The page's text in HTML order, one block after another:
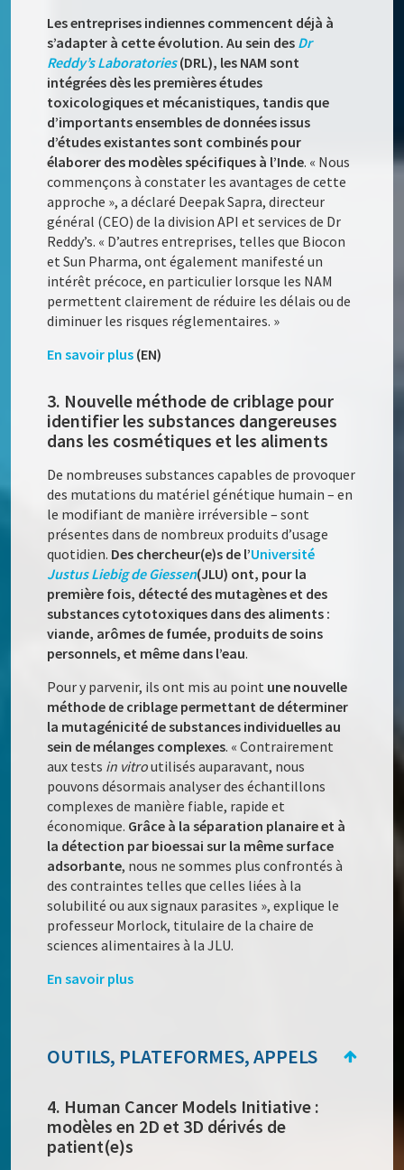
Les entreprises indiennes commencent déjà à
s’adapter à cette évolution. Au sein des Dr
Reddy’s Laboratories(DRL), les NAM sont
intégrées dès les premières études
toxicologiques et mécanistiques, tandis que
d’importants ensembles de données issus
d’études existantes sont combinés pour
élaborer des modèles spécifiques à l’Inde. « Nous
commençons à constater les avantages de cette
approche », a déclaré Deepak Sapra, directeur
général (CEO) de la division API et services de Dr
Reddy’s. « D’autres entreprises, telles que Biocon
et Sun Pharma, ont également manifesté un
intérêt précoce, en particulier lorsque les NAM
permettent clairement de réduire les délais ou de
diminuer les risques réglementaires. »
En savoir plus (EN)
3. Nouvelle méthode de criblage pour
identifier les substances dangereuses
dans les cosmétiques et les aliments
De nombreuses substances capables de provoquer
des mutations du matériel génétique humain – en
le modifiant de manière irréversible – sont
présentes dans de nombreux produits d’usage
quotidien. Des chercheur(e)s de l’Université
Justus Liebig de Giessen(JLU) ont, pour la
première fois, détecté des mutagènes et des
substances cytotoxiques dans des aliments :
viande, arômes de fumée, produits de soins
personnels, et même dans l’eau.
Pour y parvenir, ils ont mis au point une nouvelle
méthode de criblage permettant de déterminer
la mutagénicité de substances individuelles au
sein de mélanges complexes. « Contrairement
aux tests in vitroutilisés auparavant, nous
pouvons désormais analyser des échantillons
complexes de manière fiable, rapide et
économique. Grâce à la séparation planaire et à
la détection par bioessai sur la même surface
adsorbante, nous ne sommes plus confrontés à
des contraintes telles que celles liées à la
solubilité ou aux signaux parasites », explique le
professeur Morlock, titulaire de la chaire de
sciences alimentaires à la JLU.
En savoir plus
OUTILS, PLATEFORMES, APPELS
4. Human Cancer Models Initiative :
modèles en 2D et 3D dérivés de
patient(e)s